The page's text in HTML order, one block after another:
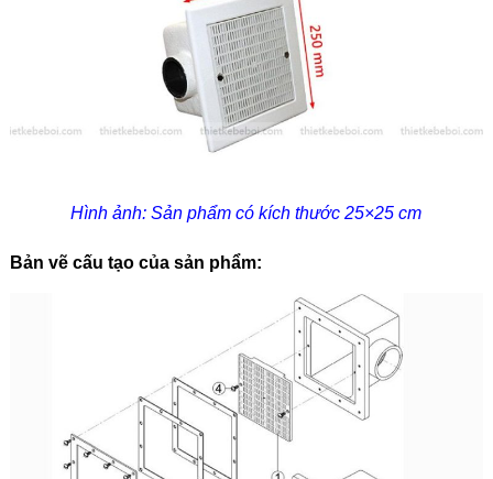
Hình ảnh: Sản phẩm có kích thước 25×25 cm
Bản vẽ cấu tạo của sản phẩm: